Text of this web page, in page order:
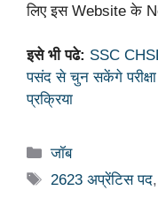
लिए इस Website के
इसे भी पढे: SSC
पसंद से चुन सकेंगे
प्रक्रिया
Categories
जॉब
Tags
2623 अप्रेंटिस पद,